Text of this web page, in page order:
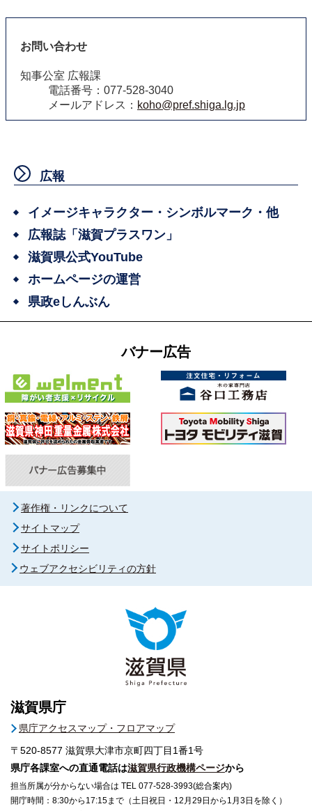
お問い合わせ
知事公室 広報課
電話番号：077-528-3040
メールアドレス： koho@pref.shiga.lg.jp
広報
イメージキャラクター・シンボルマーク・他
広報誌「滋賀プラスワン」
滋賀県公式YouTube
ホームページの運営
県政eしんぶん
バナー広告
著作権・リンクについて
サイトマップ
サイトポリシー
ウェブアクセシビリティの方針
滋賀県庁
県庁アクセスマップ・フロアマップ
〒520-8577 滋賀県大津市京町四丁目1番1号
県庁各課室への直通電話は滋賀県行政機構ページから
担当所属が分からない場合は TEL 077-528-3993(総合案内)
開庁時間：8:30から17:15まで（土日祝日・12月29日から1月3日を除く）